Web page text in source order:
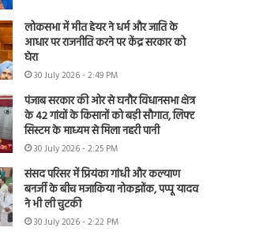
लोकसभा में मीत हेयर ने धर्म और जाति के
आधार पर राजनीति करने पर केंद्र सरकार को
घेरा
30 July 2026 - 2:49 PM
पंजाब सरकार की ओर से घनौर विधानसभा क्षेत्र
के 42 गांवों के किसानों को बड़ी सौगात, लिफ्ट
सिस्टम के माध्यम से मिला नहरी पानी
30 July 2026 - 2:25 PM
संसद परिसर में प्रियंका गांधी और कल्याण
बनर्जी के बीच मजाकिया नोकझोंक, पप्पू यादव
ने भी ली चुटकी
30 July 2026 - 2:22 PM